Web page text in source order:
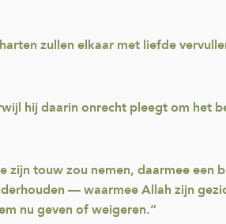
zullen elkaar met liefde
hij daarin onrecht pleegt om het
zijn touw zou nemen, daarmee
— waarmee Allah zijn
nu geven of weigeren.”